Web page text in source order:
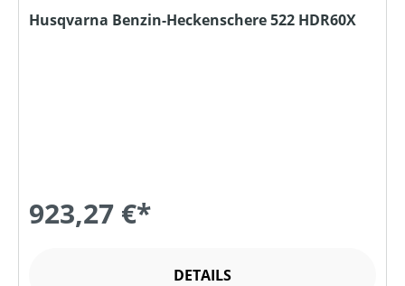
Husqvarna Benzin-Heckenschere 522 HDR60X
923,27 €*
DETAILS